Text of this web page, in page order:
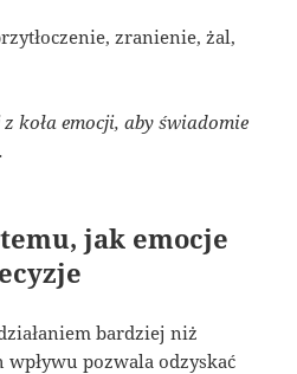
zranienie, żal,
koła emocji, aby świadomie
jak emocje
bardziej niż
wpływu pozwala odzyskać